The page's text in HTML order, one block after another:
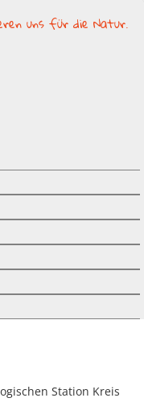
uns für die Natur.
Station Kreis